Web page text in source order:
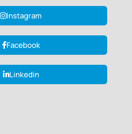
Instagram
Facebook
Linkedin